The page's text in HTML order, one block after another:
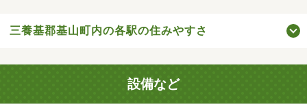
三養基郡基山町内の各駅の住みやすさ
設備など